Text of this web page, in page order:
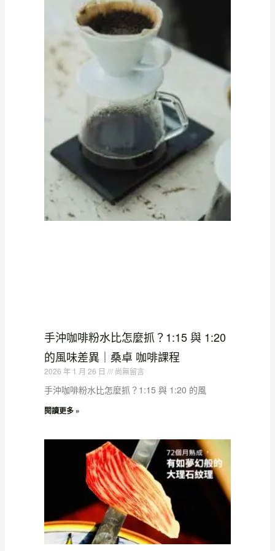
手沖咖啡粉水比怎麼抓？1:15 與 1:20
的風味差異｜桑卓 咖啡課程
2026 年 1 月 26 日 尚無留言
手沖咖啡粉水比怎麼抓？1:15 與 1:20 的風
閱讀更多 »